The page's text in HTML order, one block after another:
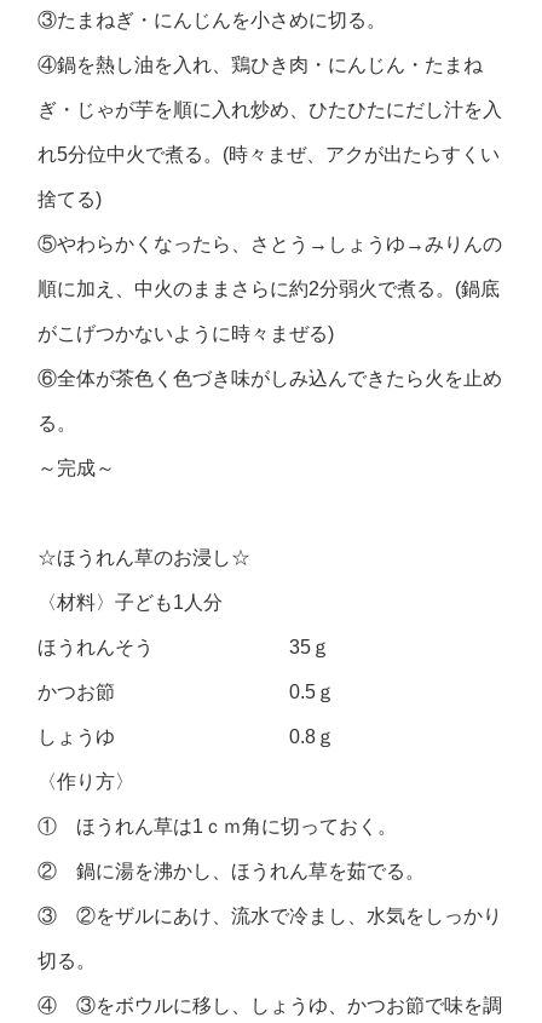
③たまねぎ・にんじんを小さめに切る。
④鍋を熱し油を入れ、鶏ひき肉・にんじん・たまね
ぎ・じゃが芋を順に入れ炒め、ひたひたにだし汁を入
れ5分位中火で煮る。(時々まぜ、アクが出たらすくい
捨てる)
⑤やわらかくなったら、さとう→しょうゆ→みりんの
順に加え、中火のままさらに約2分弱火で煮る。(鍋底
がこげつかないように時々まぜる)
⑥全体が茶色く色づき味がしみ込んできたら火を止め
る。
～完成～
☆ほうれん草のお浸し☆
〈材料〉子ども1人分
ほうれんそう 35ｇ
かつお節 0.5ｇ
しょうゆ 0.8ｇ
〈作り方〉
① ほうれん草は1ｃｍ角に切っておく。
② 鍋に湯を沸かし、ほうれん草を茹でる。
③ ②をザルにあけ、流水で冷まし、水気をしっかり
切る。
④ ③をボウルに移し、しょうゆ、かつお節で味を調